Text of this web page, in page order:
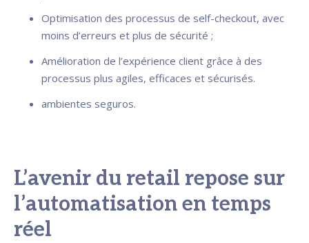
Optimisation des processus de self-checkout, avec
moins d’erreurs et plus de sécurité ;
Amélioration de l’expérience client grâce à des
processus plus agiles, efficaces et sécurisés.
ambientes seguros.
L’avenir du retail repose sur
l’automatisation en temps
réel